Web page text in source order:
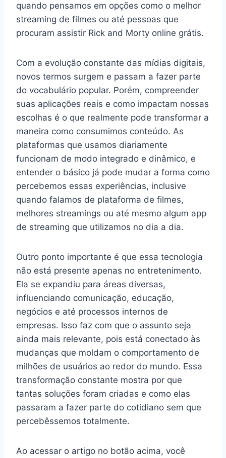
quando pensamos em opções como o melhor
streaming de filmes ou até pessoas que
procuram assistir Rick and Morty online grátis.
Com a evolução constante das mídias digitais,
novos termos surgem e passam a fazer parte
do vocabulário popular. Porém, compreender
suas aplicações reais e como impactam nossas
escolhas é o que realmente pode transformar a
maneira como consumimos conteúdo. As
plataformas que usamos diariamente
funcionam de modo integrado e dinâmico, e
entender o básico já pode mudar a forma como
percebemos essas experiências, inclusive
quando falamos de plataforma de filmes,
melhores streamings ou até mesmo algum app
de streaming que utilizamos no dia a dia.
Outro ponto importante é que essa tecnologia
não está presente apenas no entretenimento.
Ela se expandiu para áreas diversas,
influenciando comunicação, educação,
negócios e até processos internos de
empresas. Isso faz com que o assunto seja
ainda mais relevante, pois está conectado às
mudanças que moldam o comportamento de
milhões de usuários ao redor do mundo. Essa
transformação constante mostra por que
tantas soluções foram criadas e como elas
passaram a fazer parte do cotidiano sem que
percebêssemos totalmente.
Ao acessar o artigo no botão acima, você